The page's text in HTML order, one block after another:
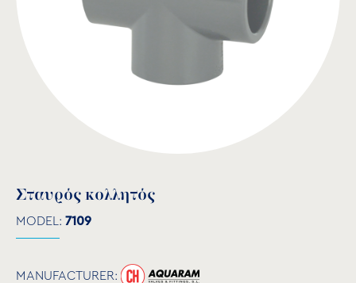
Σταυρός κολλητός
MODEL: 7109
MANUFACTURER: